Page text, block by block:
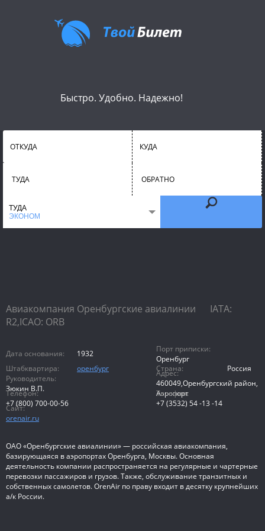
Быстро. Удобно. Надежно!
ОТКУДА КУДА
ТУДА ОБРАТНО
ТУДА
ЭКОНОМ
Авиакомпания Оренбургские авиалинии IATA:
R2,ICAO: ORB
Дата основания: 1932
Порт приписки:
Оренбург
Штабквартира:
оренбург Страна:
Россия
Руководитель:
Зюкин В.П.
Адрес:
460049,Оренбургский район,
Аэропорт
Телефон:
+7 (800) 700-00-56
Телефон:
+7 (3532) 54 -13 -14
Сайт:
orenair.ru
ОАО «Оренбургские авиалинии» — российская авиакомпания,
базирующаяся в аэропортах Оренбурга, Москвы. Основная
деятельность компании распространяется на регулярные и чартерные
перевозки пассажиров и грузов. Также, обслуживание транзитных и
собственных самолетов. OrenAir по праву входит в десятку крупнейших
а/к России.